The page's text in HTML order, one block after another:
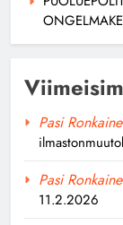
Pasi
Pasi
11.2.2026